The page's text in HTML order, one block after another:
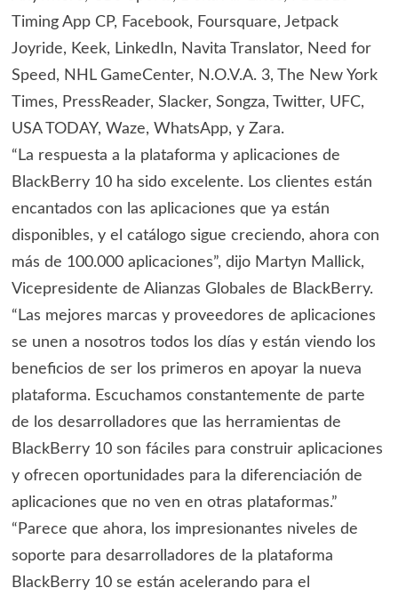
Timing App CP, Facebook, Foursquare, Jetpack
Joyride, Keek, LinkedIn, Navita Translator, Need for
Speed, NHL GameCenter, N.O.V.A. 3, The New York
Times, PressReader, Slacker, Songza, Twitter, UFC,
USA TODAY, Waze, WhatsApp, y Zara.
“La respuesta a la plataforma y aplicaciones de
BlackBerry 10 ha sido excelente. Los clientes están
encantados con las aplicaciones que ya están
disponibles, y el catálogo sigue creciendo, ahora con
más de 100.000 aplicaciones”, dijo Martyn Mallick,
Vicepresidente de Alianzas Globales de BlackBerry.
“Las mejores marcas y proveedores de aplicaciones
se unen a nosotros todos los días y están viendo los
beneficios de ser los primeros en apoyar la nueva
plataforma. Escuchamos constantemente de parte
de los desarrolladores que las herramientas de
BlackBerry 10 son fáciles para construir aplicaciones
y ofrecen oportunidades para la diferenciación de
aplicaciones que no ven en otras plataformas.”
“Parece que ahora, los impresionantes niveles de
soporte para desarrolladores de la plataforma
BlackBerry 10 se están acelerando para el